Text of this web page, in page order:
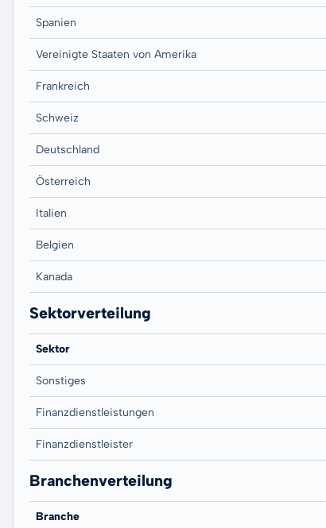
Spanien
Vereinigte Staaten von Amerika
Frankreich
Schweiz
Deutschland
Österreich
Italien
Belgien
Kanada
Sektorverteilung
Sektor
Sonstiges
Finanzdienstleistungen
Finanzdienstleister
Branchenverteilung
Branche